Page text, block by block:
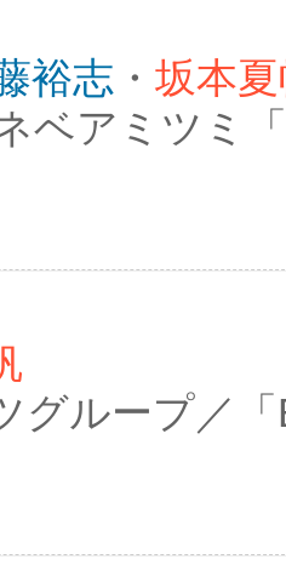
裕志 ・ 坂本
ベアミツミ
グループ／